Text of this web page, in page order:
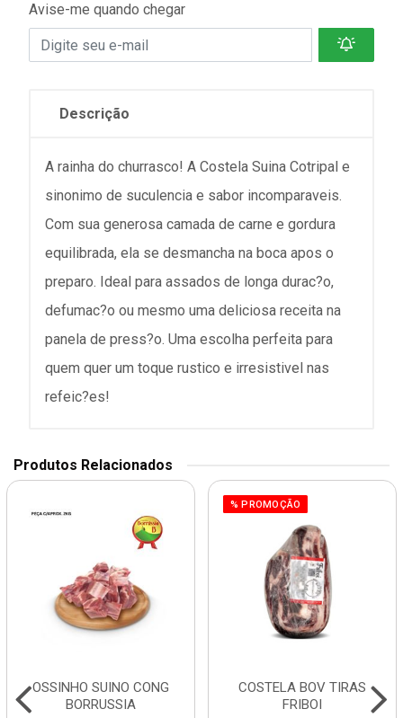
Avise-me quando chegar
Descrição
A rainha do churrasco! A Costela Suina Cotripal e
sinonimo de suculencia e sabor incomparaveis.
Com sua generosa camada de carne e gordura
equilibrada, ela se desmancha na boca apos o
preparo. Ideal para assados de longa durac?o,
defumac?o ou mesmo uma deliciosa receita na
panela de press?o. Uma escolha perfeita para
quem quer um toque rustico e irresistivel nas
refeic?es!
Produtos Relacionados
OSSINHO SUINO CONG
BORRUSSIA
% PROMOÇÃO
COSTELA BOV TIRAS
FRIBOI